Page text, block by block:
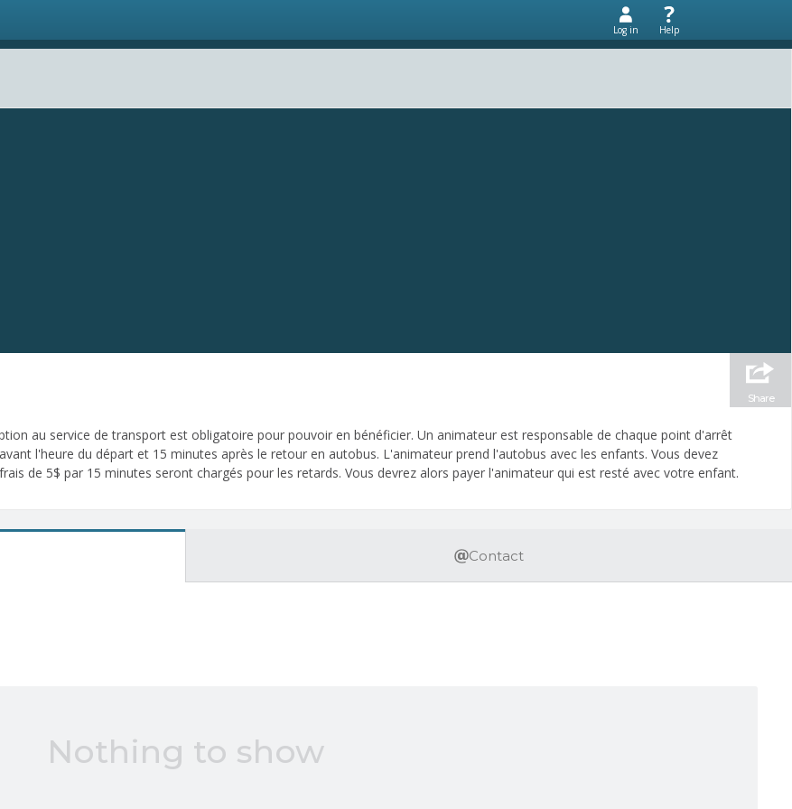
Log in Help
Share
au service de transport est obligatoire pour pouvoir en bénéficier. Un animateur est responsable de chaque point d'arrêt
l'heure du départ et 15 minutes après le retour en autobus. L'animateur prend l'autobus avec les enfants. Vous devez
de 5$ par 15 minutes seront chargés pour les retards. Vous devrez alors payer l'animateur qui est resté avec votre enfant.
Contact
Nothing to show